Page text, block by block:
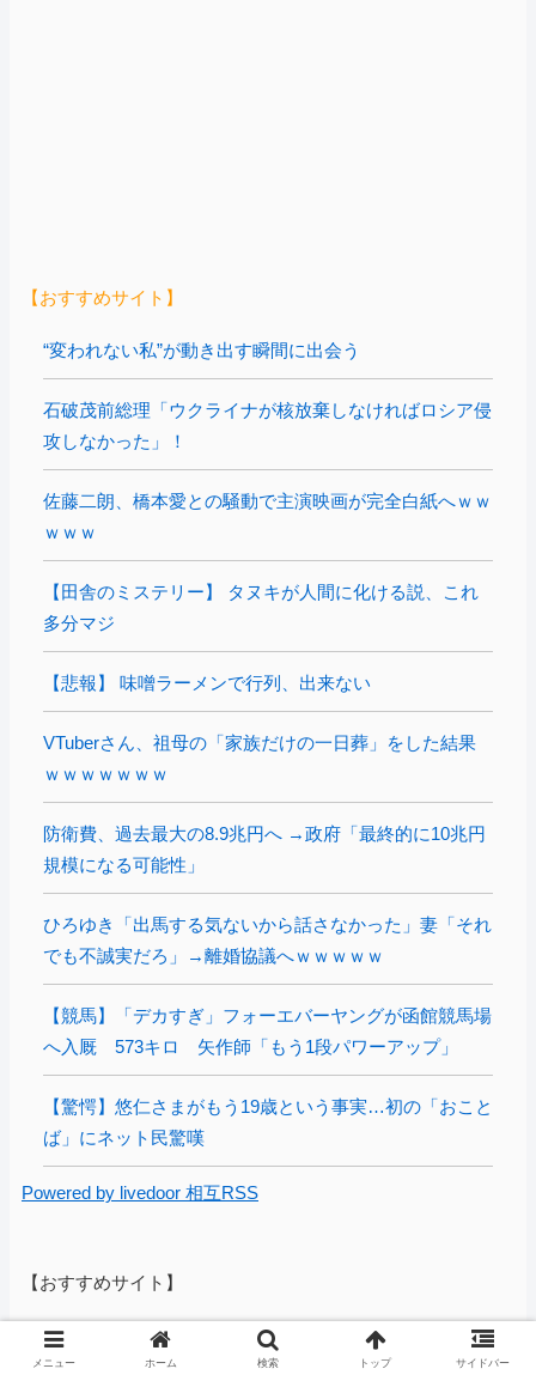
【おすすめサイト】
“変われない私”が動き出す瞬間に出会う
石破茂前総理「ウクライナが核放棄しなければロシア侵
攻しなかった」！
佐藤二朗、橋本愛との騒動で主演映画が完全白紙へｗｗ
ｗｗｗ
【田舎のミステリー】 タヌキが人間に化ける説、これ
多分マジ
【悲報】 味噌ラーメンで行列、出来ない
VTuberさん、祖母の「家族だけの一日葬」をした結果
ｗｗｗｗｗｗｗ
防衛費、過去最大の8.9兆円へ →政府「最終的に10兆円
規模になる可能性」
ひろゆき「出馬する気ないから話さなかった」妻「それ
でも不誠実だろ」→離婚協議へｗｗｗｗｗ
【競馬】「デカすぎ」フォーエバーヤングが函館競馬場
へ入厩 573キロ 矢作師「もう1段パワーアップ」
【驚愕】悠仁さまがもう19歳という事実…初の「おこと
ば」にネット民驚嘆
Powered by livedoor 相互RSS
【おすすめサイト】
【動画】動きがキレッキレすぎるJKアイドル、
見つかるｗｗｗｗ
メニュー ホーム 検索 トップ サイドバー